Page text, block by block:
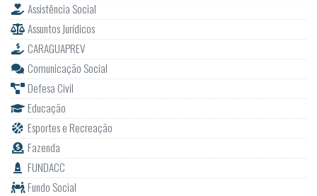
Assistência Social
Assuntos Jurídicos
CARAGUAPREV
Comunicação Social
Defesa Civil
Educação
Esportes e Recreação
Fazenda
FUNDACC
Fundo Social